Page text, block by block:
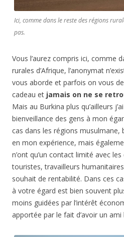
Ici, comme dans le reste des régions
pas.
Vous l’aurez compris ici, comme
rurales d’Afrique, l’anonymat
vous aborde et parfois on vous
cadeau et jamais on ne se
Mais au Burkina plus qu’ailleurs
bienveillance des gens à mon
cas dans les régions musulmane,
en mon expérience, mais
n’ont qu’un contact limité avec
touristes, travailleurs
souhait de rentabilité. Dans ces
à votre égard est bien souvent
moins guidées par l’intérêt
apportée par le fait d’avoir un ami